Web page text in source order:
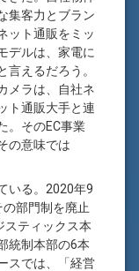
集客力とブラン
ット通販をミッ
デルは、家電に
言えるだろう。
メラは、自社ネ
ト通販大手と連
。そのEC事業
の意味では
いる。2020年9
部門制を廃止
スティックス本
統制本部の6本
スでは、「経営